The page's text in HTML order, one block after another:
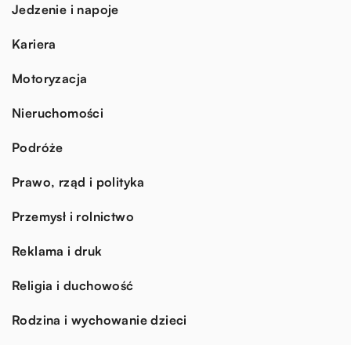
Jedzenie i napoje
Kariera
Motoryzacja
Nieruchomości
Podróże
Prawo, rząd i polityka
Przemysł i rolnictwo
Reklama i druk
Religia i duchowość
Rodzina i wychowanie dzieci